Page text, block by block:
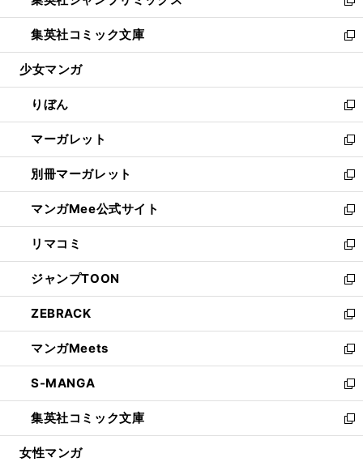
開
く
ウ
で
開
ン
ド
ウ
開
く
ウ
ィ
ン
ウ
で
開
く
新
し
い
ウ
ン
ド
ウ
で
開
く
集英社コミック文庫
新
し
ウ
ィ
ン
ド
ウ
で
開
く
少女マンガ
りぼん
新
し
い
ウ
ィ
ン
ド
ウ
で
開
く
マーガレット
新
し
い
ウ
ィ
ン
ド
ウ
で
開
く
別冊マーガレット
新
し
い
ウ
ィ
ン
ド
ウ
で
開
く
マンガMee公式サイト
新
し
い
ウ
ィ
ン
ド
ウ
で
開
く
リマコミ
新
し
い
ウ
ィ
ン
ド
ウ
で
開
く
ジャンプTOON
新
し
い
ウ
ィ
ン
ド
ウ
で
開
ZEBRACK
新
し
い
ウ
ィ
ン
ド
ウ
マンガMeets
新
し
い
ウ
ィ
ン
S-MANGA
新
し
い
ウ
集英社コミック文庫
新
し
女性マンガ